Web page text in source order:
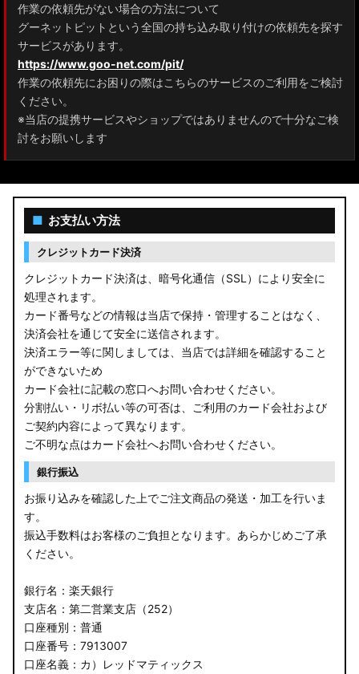
NHP17/NSP17NCP17 シエンタ
M900A/M910A ルーミー
A200A/A210A ライズ
E52 エルグランド
T32 エクストレイル
C28 セレナ
B21A デイズルークス
E13 ノート
E12 ノート
B44A/B45A B47A/B48A ルークス ハイウェイスター
JF3/4 N-BOX カスタム
JH3/4 N-WGN
JH1/2 N-WGN
RT5/6 RW1/2 CR-V
RU3/4 ヴェゼル
JW5 S660
作業の依頼先がない場合の方法について
グーネットピットという全国の持ち込み取り付けの依頼先を探す
サービスがあります。
https://www.goo-net.com/pit/
作業の依頼先にお困りの際はこちらのサービスのご利用をご検討
ください。
※当店の提携サービスやショップではありませんので十分なご検
討をお願いします
■ お支払い方法
クレジットカード決済
クレジットカード決済は、暗号化通信（SSL）により安全に
処理されます。
カード番号などの情報は当店で保持・管理することはなく、
決済会社を通じて安全に送信されます。
決済エラー等に関しましては、当店では詳細を確認すること
ができないため
カード会社に記載の窓口へお問い合わせください。
分割払い・リボ払い等の可否は、ご利用のカード会社および
ご契約内容によって異なります。
ご不明な点はカード会社へお問い合わせください。
銀行振込
お振り込みを確認した上でご注文商品の発送・加工を行いま
す。
振込手数料はお客様のご負担となります。あらかじめご了承
ください。
銀行名：楽天銀行
支店名：第二営業支店（252）
口座種別：普通
口座番号：7913007
口座名義：カ）レッドマティックス